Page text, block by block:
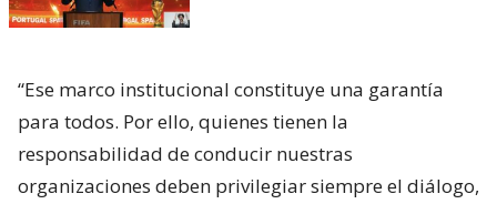
“Ese marco institucional constituye una garantía
para todos. Por ello, quienes tienen la
responsabilidad de conducir nuestras
organizaciones deben privilegiar siempre el diálogo,